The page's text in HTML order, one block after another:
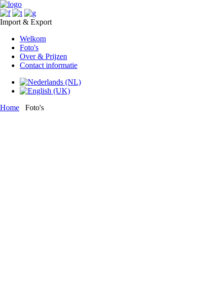
Import & Export
Welkom
Foto's
Over & Prijzen
Contact informatie
Home Foto's